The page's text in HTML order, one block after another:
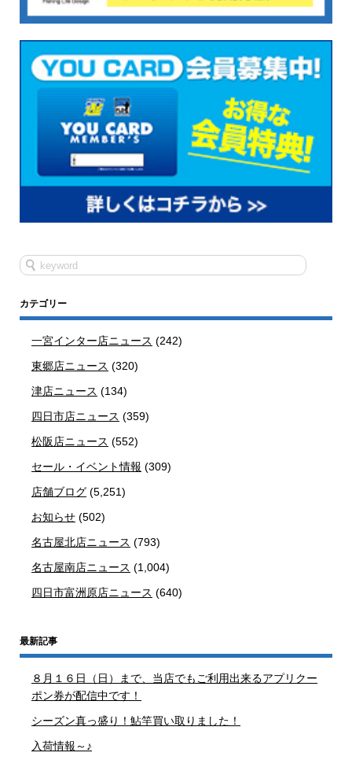
カテゴリー
一宮インター店ニュース (242)
東郷店ニュース (320)
津店ニュース (134)
四日市店ニュース (359)
松阪店ニュース (552)
セール・イベント情報 (309)
店舗ブログ (5,251)
お知らせ (502)
名古屋北店ニュース (793)
名古屋南店ニュース (1,004)
四日市富洲原店ニュース (640)
最新記事
８月１６日（日）まで、当店でもご利用出来るアプリクー
ポン券が配信中です！
シーズン真っ盛り！鮎竿買い取りました！
入荷情報～♪